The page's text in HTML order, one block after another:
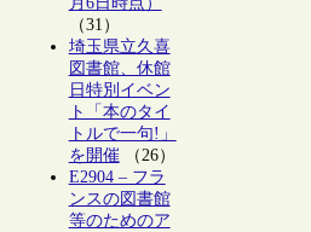
（31）
埼玉県立久喜
図書館、休館
日特別イベン
ト「本のタイ
トルで一句!」
を開催（26）
E2904 – フラ
ンスの図書館
等のためのア